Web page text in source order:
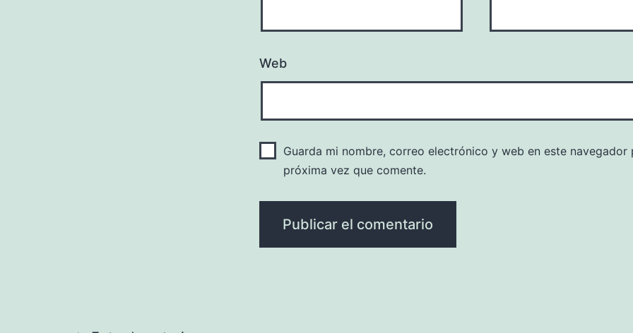
Web
Guarda mi nombre, correo electrónico y web en este navegador
próxima vez que comente.